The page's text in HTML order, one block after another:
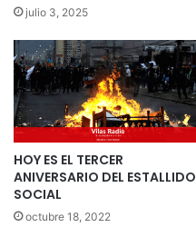
julio 3, 2025
HOY ES EL TERCER
ANIVERSARIO DEL ESTALLIDO
SOCIAL
octubre 18, 2022